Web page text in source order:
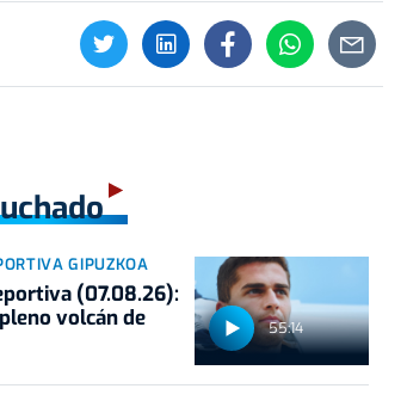
55:14
GIPUZKOA
(07.08.26):
volcán de